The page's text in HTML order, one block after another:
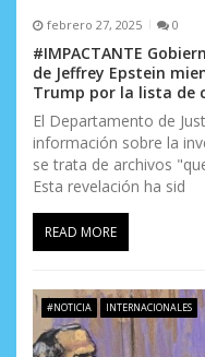
febrero 27, 2025 0
#IMPACTANTE
de Jeffrey Epstein
Trump por la lista de
El Departamento de
información sobre la
se trata de archivos
Esta revelación ha sid
READ MORE
#NOTICIA INTERNACIONALES